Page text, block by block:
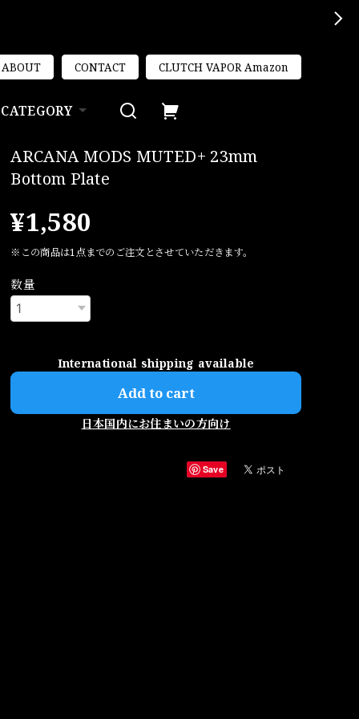
ABOUT CONTACT CLUTCH VAPOR Amazon
CATEGORY
ARCANA MODS MUTED+ 23mm
Bottom Plate
¥1,580
※この商品は1点までのご注文とさせていただきます。
数量
International shipping available
Add to cart
日本国内にお住まいの方向け
Save